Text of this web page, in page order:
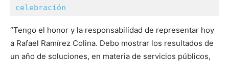
celebración
“Tengo el honor y la responsabilidad de representar hoy
a Rafael Ramírez Colina. Debo mostrar los resultados de
un año de soluciones, en materia de servicios públicos,